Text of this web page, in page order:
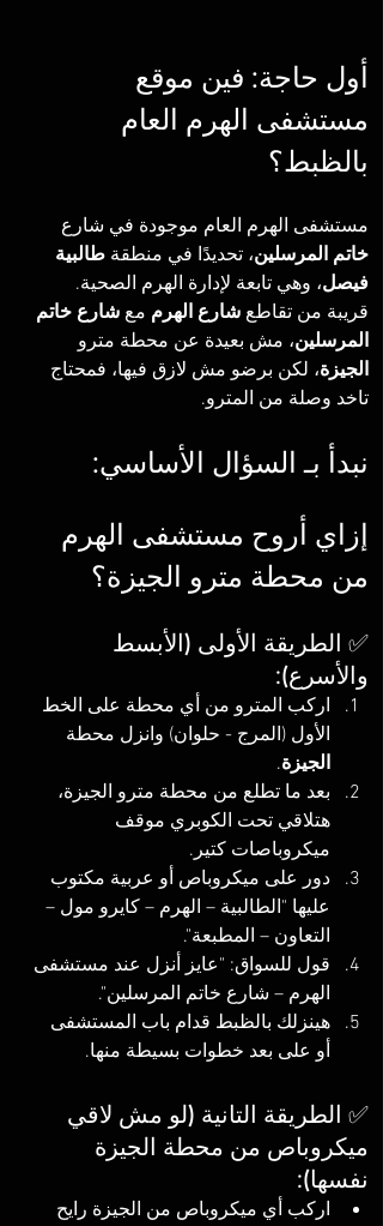
أول حاجة: فين موقع
مستشفى الهرم العام
بالظبط؟
مستشفى الهرم العام موجودة في شارع
خاتم المرسلين، تحديدًا في منطقة طالبية
فيصل، وهي تابعة لإدارة الهرم الصحية.
قريبة من تقاطع شارع الهرم مع شارع خاتم
المرسلين، مش بعيدة عن محطة مترو
الجيزة، لكن برضو مش لازق فيها، فمحتاج
تاخد وصلة من المترو.
نبدأ بـ السؤال الأساسي:
إزاي أروح مستشفى الهرم
من محطة مترو الجيزة؟
✅ الطريقة الأولى (الأبسط
والأسرع):
اركب المترو من أي محطة على الخط
الأول (المرج - حلوان) وانزل محطة
الجيزة.
بعد ما تطلع من محطة مترو الجيزة،
هتلاقي تحت الكوبري موقف
ميكروباصات كتير.
دور على ميكروباص أو عربية مكتوب
عليها "الطالبية – الهرم – كايرو مول –
التعاون – المطبعة".
قول للسواق: "عايز أنزل عند مستشفى
الهرم – شارع خاتم المرسلين".
هينزلك بالظبط قدام باب المستشفى
أو على بعد خطوات بسيطة منها.
✅ الطريقة التانية (لو مش لاقي
ميكروباص من محطة الجيزة
نفسها):
اركب أي ميكروباص من الجيزة رايح